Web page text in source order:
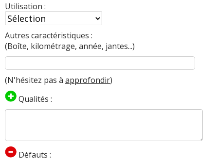
Utilisation :
Autres caractéristiques :
(Boîte, kilométrage, année, jantes...)
(N'hésitez pas à approfondir)
Qualités :
Défauts :